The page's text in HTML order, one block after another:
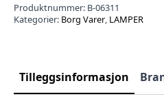
Produktnummer: B-06311
Kategorier: Borg Varer, LAMPER
Tilleggsinformasjon